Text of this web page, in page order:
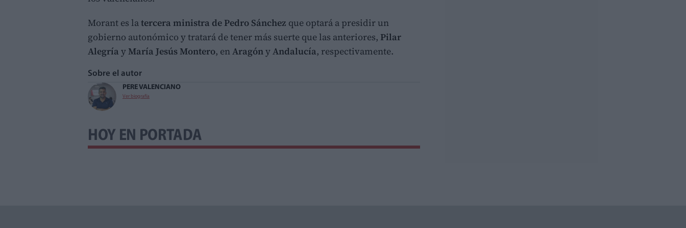
Morant es latercera ministra de Pedro Sánchez que optará a presidir un
gobierno autonómico y tratará de tener más suerte que las anteriores, Pilar
Alegría yMaría Jesús Montero, enAragónyAndalucía, respectivamente.
Sobre el autor
PERE VALENCIANO
Ver biografía
HOY EN PORTADA